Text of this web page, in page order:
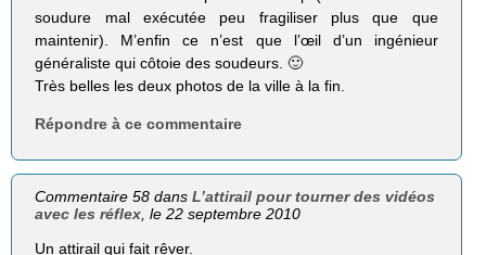
soudure mal exécutée peu fragiliser plus que que
maintenir). M’enfin ce n’est que l’œil d’un ingénieur
généraliste qui côtoie des soudeurs. 🙂
Très belles les deux photos de la ville à la fin.
Répondre à ce commentaire
Commentaire 58 dansL’attirail pour tourner des vidéos
avec les réflex , le 22 septembre 2010
Un attirail qui fait rêver.